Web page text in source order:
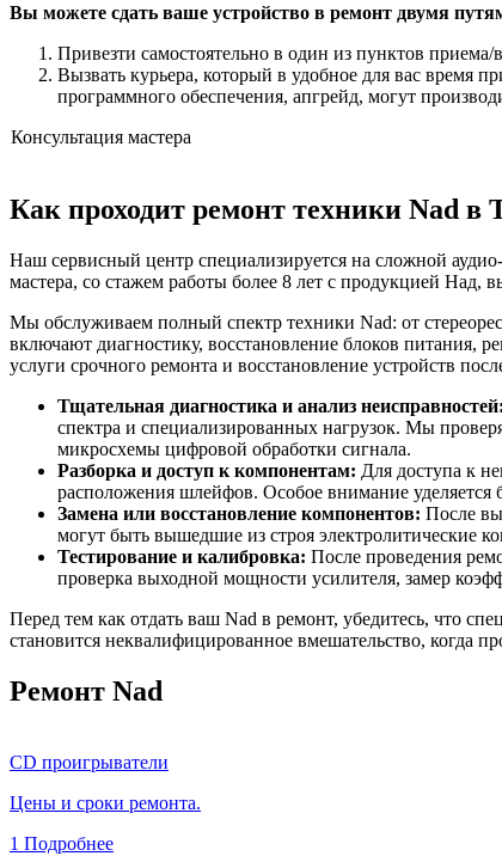
Вы можете сдать ваше устройство в ремонт двумя
Привезти самостоятельно в один из пунктов приема/
Вызвать курьера, который в удобное для вас время
программного обеспечения, апгрейд, могут
Консультация мастера
Как проходит ремонт техники Nad в
Наш сервисный центр специализируется на сложной
мастера, со стажем работы более 8 лет с продукцией
Мы обслуживаем полный спектр техники Nad: от
включают диагностику, восстановление блоков питания,
услуги срочного ремонта и восстановление устройств
Тщательная диагностика и анализ неисправностей:
спектра и специализированных нагрузок. Мы
микросхемы цифровой обработки сигнала.
Разборка и доступ к компонентам: Для доступа к
расположения шлейфов. Особое внимание уделяется
Замена или восстановление компонентов: После
могут быть вышедшие из строя электролитические
Тестирование и калибровка: После проведения
проверка выходной мощности усилителя, замер
Перед тем как отдать ваш Nad в ремонт, убедитесь, что
становится неквалифицированное вмешательство, когда
Ремонт Nad
CD проигрыватели
Цены и сроки ремонта.
1 Подробнее